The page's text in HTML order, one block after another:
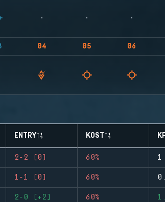
04 05 06
ENTRY KOST
2-2 (0) 60% 1
1-1 (0) 60%
2-0 (+2) 60%